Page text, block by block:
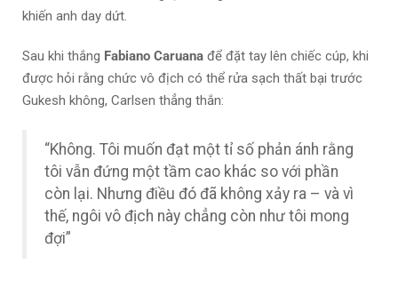
khiến anh day dứt.
Sau khi thắng Fabiano Caruana để đặt tay lên chiếc cúp, khi
được hỏi rằng chức vô địch có thể rửa sạch thất bại trước
Gukesh không, Carlsen thẳng thắn:
“Không. Tôi muốn đạt một tỉ số phản ánh rằng
tôi vẫn đứng một tầm cao khác so với phần
còn lại. Nhưng điều đó đã không xảy ra – và vì
thế, ngôi vô địch này chẳng còn như tôi mong
đợi”